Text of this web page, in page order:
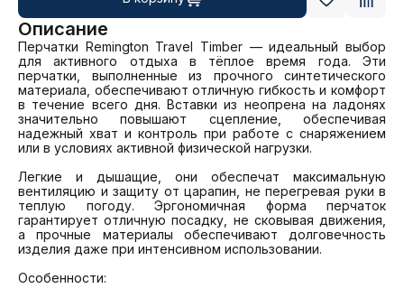
Описание
Перчатки Remington Travel Timber — идеальный выбор
для активного отдыха в тёплое время года. Эти
перчатки, выполненные из прочного синтетического
материала, обеспечивают отличную гибкость и комфорт
в течение всего дня. Вставки из неопрена на ладонях
значительно повышают сцепление, обеспечивая
надежный хват и контроль при работе с снаряжением
или в условиях активной физической нагрузки.
Легкие и дышащие, они обеспечат максимальную
вентиляцию и защиту от царапин, не перегревая руки в
теплую погоду. Эргономичная форма перчаток
гарантирует отличную посадку, не сковывая движения,
а прочные материалы обеспечивают долговечность
изделия даже при интенсивном использовании.
Особенности: